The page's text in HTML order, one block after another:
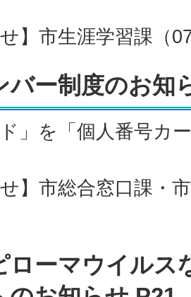
せ】市生涯学習課（
バー制度のお知
ド」を「個人番号カ
せ】市総合窓口課・
ローマウイルス